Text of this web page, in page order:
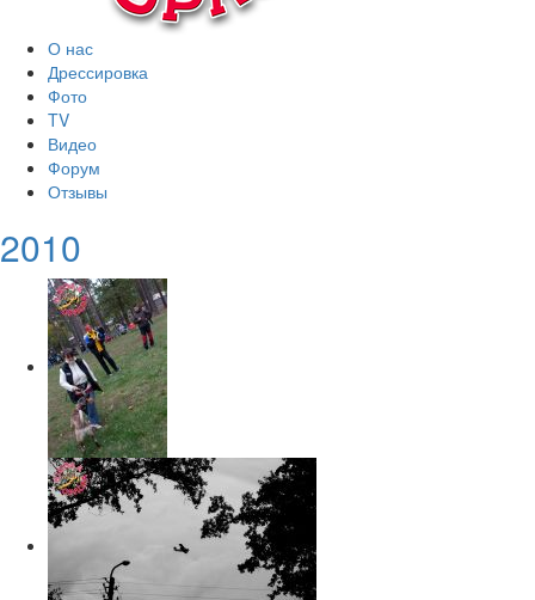
О нас
Дрессировка
Фото
TV
Видео
Форум
Отзывы
2010